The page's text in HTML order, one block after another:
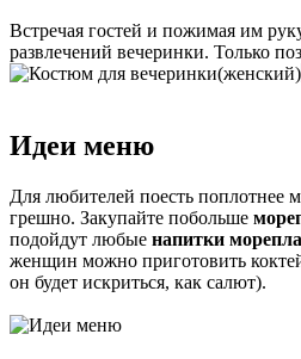
Встречая гостей и пожимая им
развлечений вечеринки. Только
Идеи меню
Для любителей поесть поплотнее
грешно. Закупайте побольше
подойдут любые напитки
женщин можно приготовить
он будет искриться, как салют).